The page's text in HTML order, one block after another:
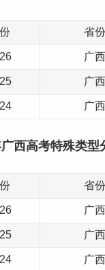
省份
广西
广西
广西
西高考特殊类型
省份
广西
广西
广西